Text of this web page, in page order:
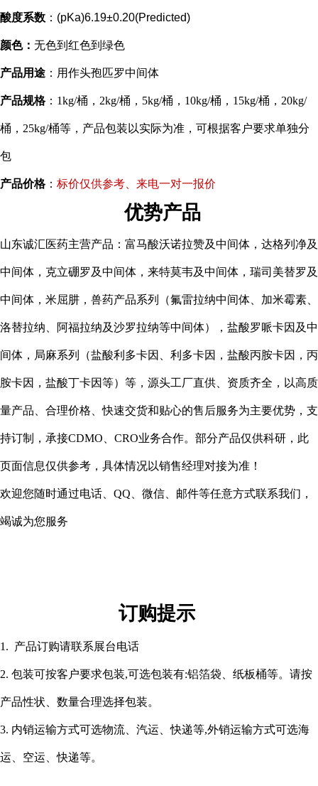
酸度系数 ：(pKa)6.19±0.20(Predicted)
颜色： 无色到红色到绿色
产品用途 ：用作头孢匹罗中间体
产品规格：1kg/桶，2kg/桶，5kg/桶，10kg/桶，15kg/桶，20kg/
桶，25kg/桶等， 产品包装以实际为准， 可根据客户要求单独分
包
产品价格： 标价仅供参考、来电一对一报价
优势产品
山东诚汇医药主营产品：富马酸沃诺拉赞及中间体，达格列净及
中间体，克立硼罗及中间体，来特莫韦及中间体， 瑞司美替罗及
中间体， 米屈肼，兽药产品系列（氟雷拉纳中间体、 加米霉素、
洛替拉纳、 阿福拉纳及沙罗拉纳等中间体），盐酸罗哌卡因及中
间体，局麻系列（盐酸利多卡因、利多卡因，盐酸丙胺卡因，丙
胺卡因，盐酸丁卡因等）等，源头工厂直供、 资质齐全， 以高质
量产品、合理价格、快速交货和贴心的售后服务为主要优势，支
持订制 ， 承接CDMO、CRO业务合作。部分产品仅供科研，此
页面信息仅供参考，具体情况以销售经理对接为准！
欢迎您随时通过电话、QQ、微信、邮件等任意方式联系我们，
竭诚为您服务
订购提示
1. 产品订购请联系展台电话
2. 包装可按客户要求包装,可选包装有:铝箔袋、纸板桶等。请按
产品性状、数量合理选择包装。
3. 内销运输方式可选物流、汽运、快递等,外销运输方式可选海
运、空运、快递等。